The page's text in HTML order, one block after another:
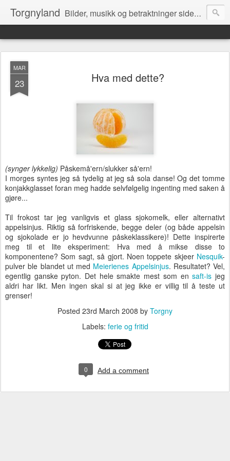
Torgnyland Bilder, musikk og betraktninger siden 2008
MAR
23 Hva med dette?
(synger lykkelig) Påskemå'ern/slukker så'ern!
I morges syntes jeg så tydelig at jeg så sola danse! Og det tomme
konjakkglasset foran meg hadde selvfølgelig ingenting med saken å
gjøre...
Til frokost tar jeg vanligvis et glass sjokomelk, eller alternativt
appelsinjus. Riktig så forfriskende, begge deler (og både appelsin
og sjokolade er jo hevdvunne påskeklassikere)! Dette inspirerte
meg til et lite eksperiment: Hva med å mikse disse to
komponentene? Som sagt, så gjort. Noen toppete skjeer Nesquik-
pulver ble blandet ut med Meierienes Appelsinjus. Resultatet? Vel,
egentlig ganske pyton. Det hele smakte mest som ensaft-is jeg
aldri har likt. Men ingen skal si at jeg ikke er villig til å teste ut
grenser!
Posted 23rd March 2008 by Torgny
Labels: ferie og fritid
0 Add a comment